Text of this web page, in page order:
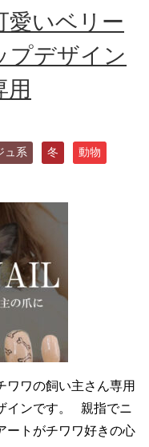
愛いベリー
プデザイン
用
ュ系 冬 動物
ワワの飼い主さん専用
インです。 親指でニ
ートがチワワ好きの心